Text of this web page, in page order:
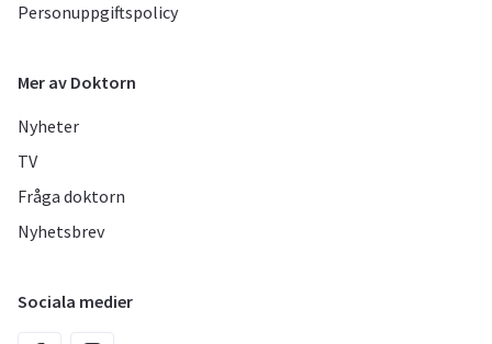
Personuppgiftspolicy
Mer av Doktorn
Nyheter
TV
Fråga doktorn
Nyhetsbrev
Sociala medier